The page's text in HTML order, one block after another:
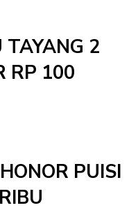
TAYANG 2
RP 100
PUISI